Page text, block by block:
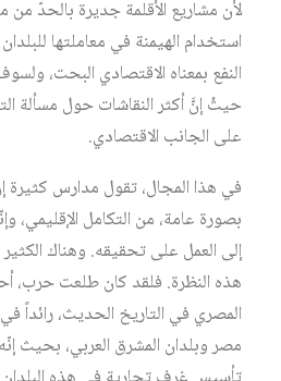
لأن مشاريع الأقلمة جديرة بالحدّ من
استخدام الهيمنة في معاملتها
النفع بمعناه الاقتصادي البحت،
حيثُ إنَّ أكثر النقاشات حول مسألة
على الجانب الاقتصادي.
في هذا المجال، تقول مدارس كثيرة
بصورة عامة، من التكامل الإقليمي،
إلى العمل على تحقيقه. وهناك
هذه النظرة. فلقد كان طلعت حرب،
المصري في التاريخ الحديث، رائداً
مصر وبلدان المشرق العربي، بحيث